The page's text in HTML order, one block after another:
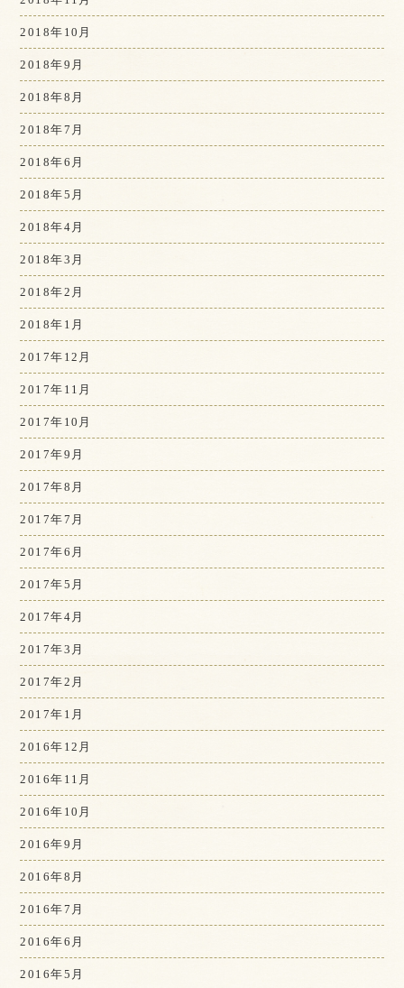
2018年10月
2018年9月
2018年8月
2018年7月
2018年6月
2018年5月
2018年4月
2018年3月
2018年2月
2018年1月
2017年12月
2017年11月
2017年10月
2017年9月
2017年8月
2017年7月
2017年6月
2017年5月
2017年4月
2017年3月
2017年2月
2017年1月
2016年12月
2016年11月
2016年10月
2016年9月
2016年8月
2016年7月
2016年6月
2016年5月